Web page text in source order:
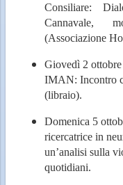
Consiliare:
Cannavale,
(Associazione
Giovedì 2
IMAN: Incontro
(libraio).
Domenica 5
ricercatrice in
un’analisi sulla
quotidiani.